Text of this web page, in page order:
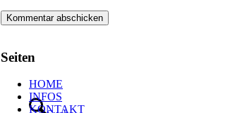
Seiten
HOME
INFOS
KONTAKT